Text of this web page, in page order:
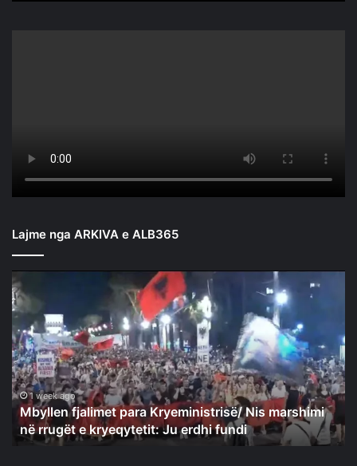
Lajme nga ARKIVA e ALB365
Mbyllen
fjalimet
para
Kryeministrisë/
Nis
marshimi
në
rrugët
kryeqytetit:
1 week ago
Mbyllen fjalimet para Kryeministrisë/ Nis marshimi
në rrugët e kryeqytetit: Ju erdhi fundi